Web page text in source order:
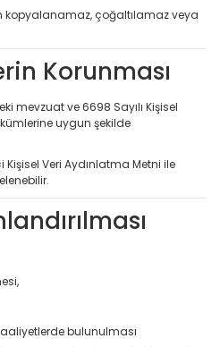
kopyalanamaz, çoğaltılamaz veya
Korunması
mevzuat ve 6698 Sayılı Kişisel
uygun şekilde
Kişisel Veri Aydınlatma Metni ile
bulunulması